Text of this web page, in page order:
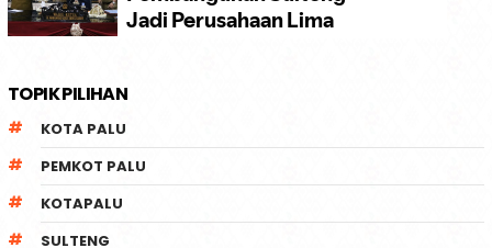
TOPIK PILIHAN
KOTA PALU
PEMKOT PALU
KOTAPALU
SULTENG